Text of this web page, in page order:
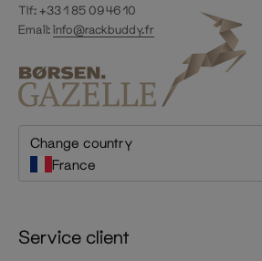
Tlf: +33 1 85 09 46 10
Email:info@rackbuddy.fr
Change country
France
Service client